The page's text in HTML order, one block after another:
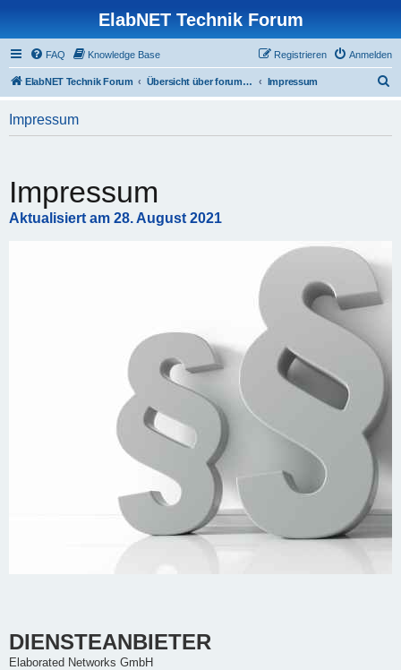
ElabNET Technik Forum
FAQ Knowledge Base Anmelden
Registrieren
ElabNET Technik Forum Übersicht über forum.timberwolf.io Impressum
Impressum
Impressum
Aktualisiert am 28. August 2021
DIENSTEANBIETER
Elaborated Networks GmbH